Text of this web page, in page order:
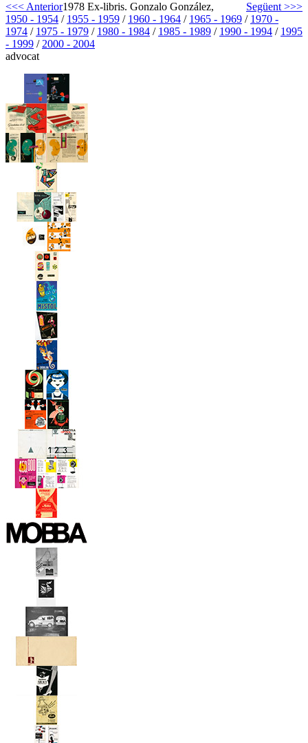
<<< Anterior
Següent >>>
1950 - 1954 / 1955 - 1959 / 1960 - 1964 / 1965 - 1969 / 1970 -
1974 / 1975 - 1979 / 1980 - 1984 / 1985 - 1989 / 1990 - 1994 / 1995
- 1999 / 2000 - 2004
1978 Ex-libris. Gonzalo González,
advocat